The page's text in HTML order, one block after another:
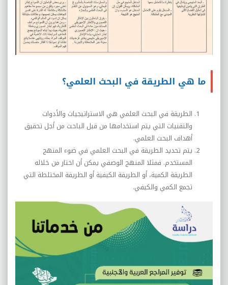
ما هي الطريقة في البحث العلمي؟
الطريقة في البحث العلمي هي الاستراتيجيات والأدوات
والتقنيات التي يتم استخدامها من قبل الباحث من أجل تحقيق
أهداف البحث العلمي.
يتم تحديد الطريقة في البحث العلمي في ضوء المنهج
المستخدم. فمثلا المنهج الوصفي يمكن أن اختار من خلاله
الطريقة الكمية، أو الطريقة الكيفية أو الطريقة المختلطة التي
تجمع الكمي والكيفي.